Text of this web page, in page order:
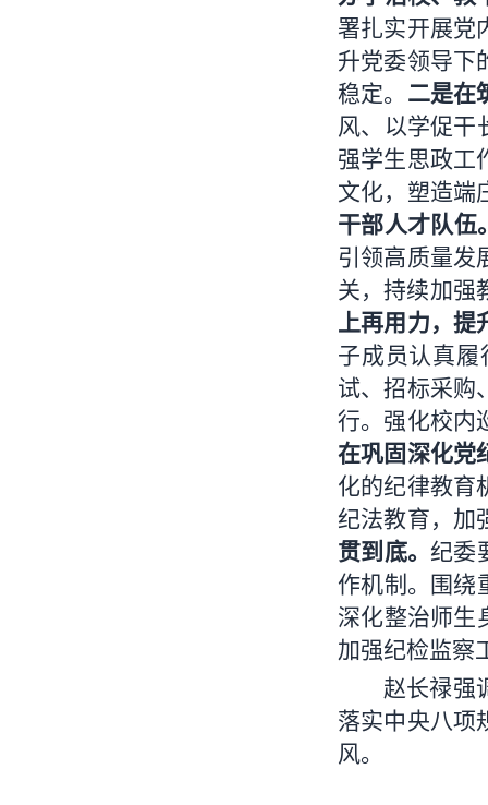
署扎实开展党
升党委领导下
稳定。 二是在
风、以学促干
强学生思政工
文化，塑造端
干部人才队伍
引领高质量发
关，持续加强
上再用力，
子成员认真履
试、招标采购
行。强化校内
在巩固深化党
化的纪律教育
纪法教育，加
贯到底。 纪委
作机制。围绕
深化整治师生
加强纪检监察
赵长禄强
落实中央八项
风。